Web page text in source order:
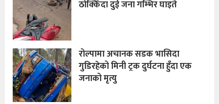
ठोक्किँदा दुई जना गम्भिर घाइते
रोल्पामा अचानक सडक भासिदा
गुडिरहेको मिनी ट्रक दुर्घटना हुँदा एक
जनाको मृत्यु